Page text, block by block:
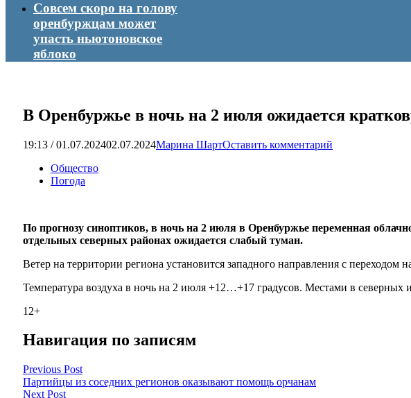
Совсем скоро на голову
оренбуржцам может
упасть ньютоновское
яблоко
В Оренбуржье в ночь на 2 июля ожидается
19:13 / 01.07.202402.07.2024Марина ШартОставить комментарий
Общество
Погода
По прогнозу синоптиков, в ночь на 2 июля в Оренбуржье переменная
отдельных северных районах ожидается слабый туман.
Ветер на территории региона установится западного направления с переходом
Температура воздуха в ночь на 2 июля +12…+17 градусов. Местами в северных
12+
Навигация по записям
Previous Post
Партийцы из соседних регионов оказывают помощь орчанам
Next Post